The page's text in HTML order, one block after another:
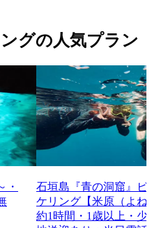
グの人気プラン
・
石垣島『青の洞窟』ビ
ケリング【米原（よね
約1時間・1歳以上・少